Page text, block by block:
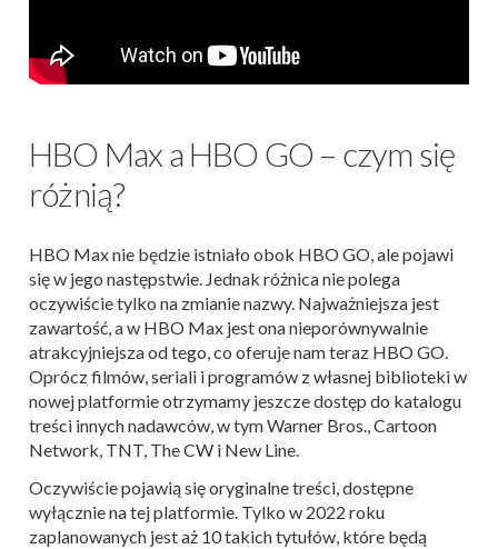
HBO Max a HBO GO – czym się
różnią?
HBO Max nie będzie istniało obok HBO GO, ale pojawi
się w jego następstwie. Jednak różnica nie polega
oczywiście tylko na zmianie nazwy. Najważniejsza jest
zawartość, a w HBO Max jest ona nieporównywalnie
atrakcyjniejsza od tego, co oferuje nam teraz HBO GO.
Oprócz filmów, seriali i programów z własnej biblioteki w
nowej platformie otrzymamy jeszcze dostęp do katalogu
treści innych nadawców, w tym Warner Bros., Cartoon
Network, TNT, The CW i New Line.
Oczywiście pojawią się oryginalne treści, dostępne
wyłącznie na tej platformie. Tylko w 2022 roku
zaplanowanych jest aż 10 takich tytułów, które będą